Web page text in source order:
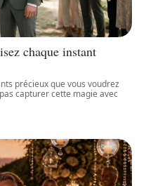
chaque instant
précieux que vous voudrez
capturer cette magie avec